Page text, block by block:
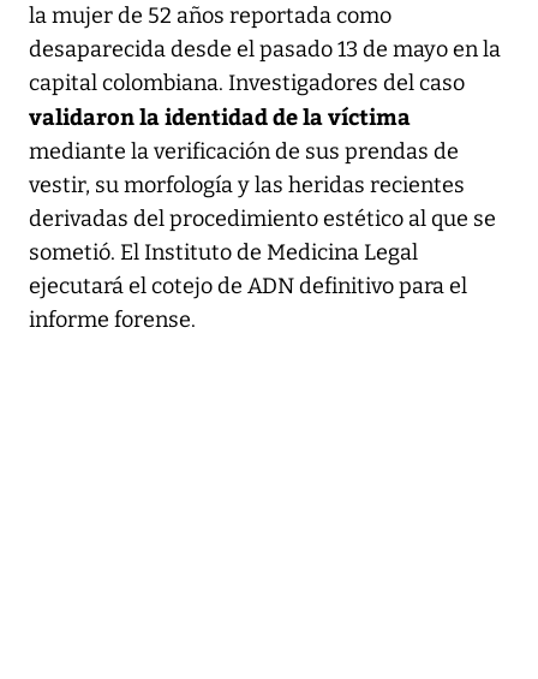
la mujer de 52 años reportada como
desaparecida desde el pasado 13 de mayo en la
capital colombiana. Investigadores del caso
validaron la identidad de la víctima
mediante la verificación de sus prendas de
vestir, su morfología y las heridas recientes
derivadas del procedimiento estético al que se
sometió. El Instituto de Medicina Legal
ejecutará el cotejo de ADN definitivo para el
informe forense.